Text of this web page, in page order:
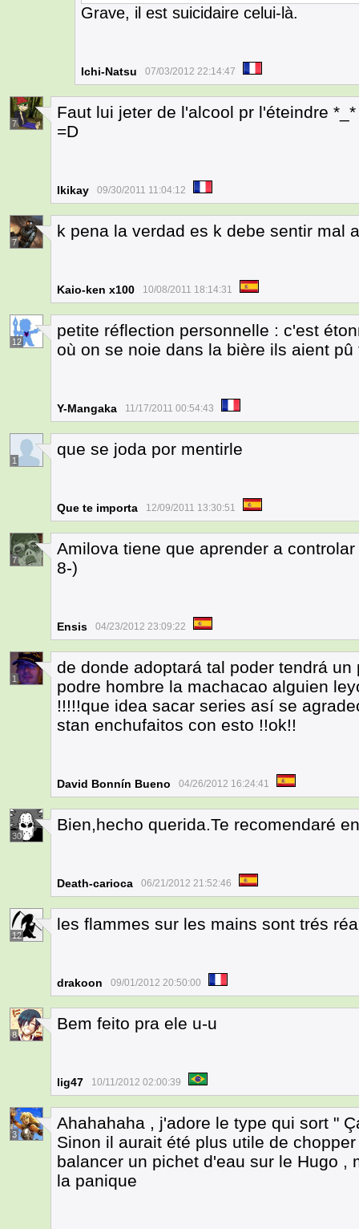
Grave, il est suicidaire celui-là.
Ichi-Natsu 07/03/2012 22:14:47
7
Faut lui jeter de l'alcool pr l'éteindre *_*
=D
Ikikay 09/30/2011 11:04:12
7
k pena la verdad es k debe sentir mal
Kaio-ken x100 10/08/2011 18:14:31
12
petite réflection personnelle : c'est
où on se noie dans la bière ils aient
Y-Mangaka 11/17/2011 00:54:43
1
que se joda por mentirle
Que te importa 12/09/2011 13:30:51
7
Amilova tiene que aprender a
8-)
Ensis 04/23/2012 23:09:22
1
de donde adoptará tal poder tendrá
podre hombre la machacao alguien
!!!!!que idea sacar series así se
stan enchufaitos con esto !!ok!!
David Bonnín Bueno 04/26/2012 16:24:41
30
Bien,hecho querida.Te recomendaré
Death-carioca 06/21/2012 21:52:46
12
les flammes sur les mains sont trés
drakoon 09/01/2012 20:50:00
8
Bem feito pra ele u-u
lig47 10/11/2012 02:00:39
3
Ahahahaha , j'adore le type qui sort "
Sinon il aurait été plus utile de
balancer un pichet d'eau sur le Hugo ,
la panique